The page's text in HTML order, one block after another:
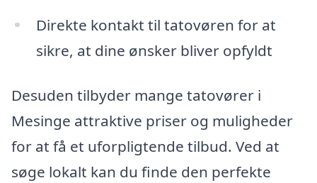
Direkte kontakt til tatovøren for at
sikre, at dine ønsker bliver opfyldt
Desuden tilbyder mange tatovører i
Mesinge attraktive priser og muligheder
for at få et uforpligtende tilbud. Ved at
søge lokalt kan du finde den perfekte